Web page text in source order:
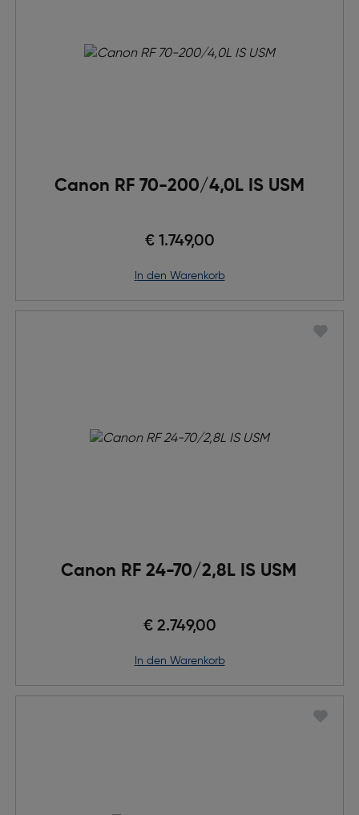
Canon RF 70-200/4,0L IS USM
€ 1.749,00
in den Warenkorb
Canon RF 24-70/2,8L IS USM
€ 2.749,00
in den Warenkorb